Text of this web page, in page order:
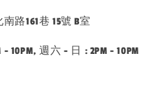
路161巷 15號 B室
週六 - 日 : 2PM - 10PM